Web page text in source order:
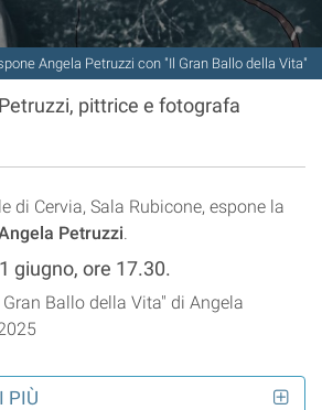
Angela Petruzzi con "Il Gran Ballo della Vita"
pittrice e fotografa
di Cervia, Sala Rubicone, espone la
Petruzzi
giugno, ore 17.30.
PIÙ